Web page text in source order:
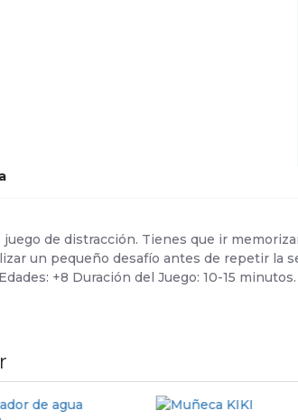
de distracción. Tienes que ir
un pequeño desafío antes de repetir la
+8 Duración del Juego: 10-15 minutos.